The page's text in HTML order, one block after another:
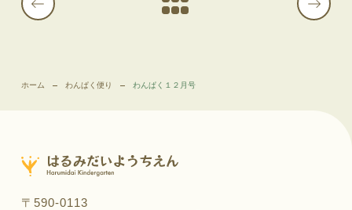
ホーム わんぱく便り わんぱく１２月号
〒590-0113